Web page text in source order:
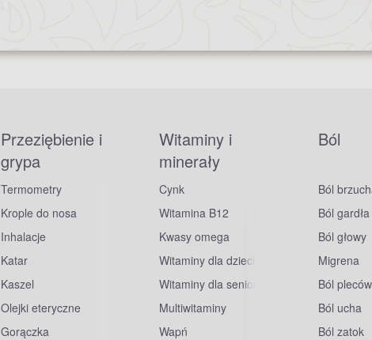
Przeziębienie i
grypa
Termometry
Krople do nosa
Inhalacje
Katar
Kaszel
Olejki eteryczne
Gorączka
Witaminy i
minerały
Cynk
Witamina B12
Kwasy omega
Witaminy dla dzieci
Witaminy dla seniorów
Multiwitaminy
Wapń
Ból
Ból
Ból gardła
Ból głowy
Migrena
Ból pleców
Ból ucha
Ból zatok